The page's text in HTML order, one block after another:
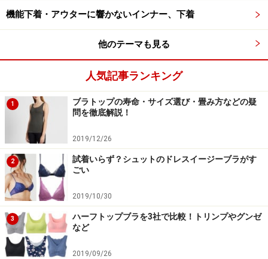
機能下着・アウターに響かないインナー、下着
他のテーマも見る
人気記事ランキング
1
ブラトップの寿命・サイズ選び・畳み方などの疑
問を徹底解説！
2019/12/26
2
試着いらず？シュットのドレスイージーブラがす
ごい
2019/10/30
3
ハーフトップブラを3社で比較！トリンプやグンゼ
など
2019/09/26